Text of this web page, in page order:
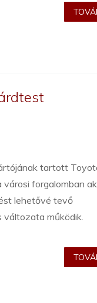
tartott
városi forgalomban
lehetővé tevő
működik.